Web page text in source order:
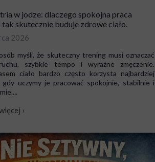
w jodze: dlaczego spokojna praca
tak skutecznie buduje zdrowe ciało.
2026
myśli, że skuteczny trening musi oznaczać
szybkie tempo i wyraźne zmęczenie.
ciało bardzo często korzysta najbardziej
gdy uczymy je pracować spokojnie, stabilnie i
›